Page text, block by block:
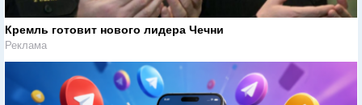
Кремль готовит нового лидера Чечни
Реклама